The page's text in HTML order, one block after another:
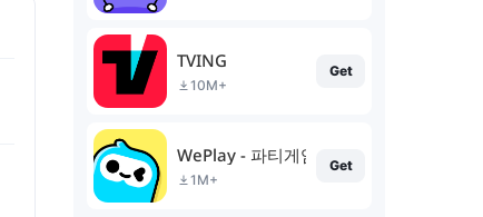
TVING
10M+
Get
WePlay - 파티게임
1M+
Get